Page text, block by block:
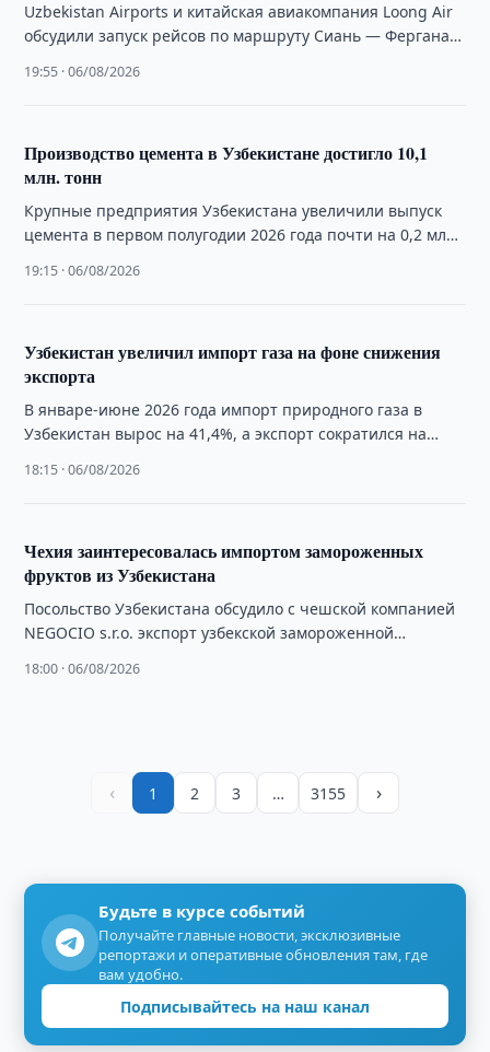
Uzbekistan Airports и китайская авиакомпания Loong Air
обсудили запуск рейсов по маршруту Сиань — Фергана и
19:55 · 06/08/2026
Производство цемента в Узбекистане достигло 10,1
млн. тонн
Крупные предприятия Узбекистана увеличили выпуск
цемента в первом полугодии 2026 года почти на 0,2 млн.
19:15 · 06/08/2026
Узбекистан увеличил импорт газа на фоне снижения
экспорта
В январе-июне 2026 года импорт природного газа в
Узбекистан вырос на 41,4%, а экспорт сократился на
18:15 · 06/08/2026
Чехия заинтересовалась импортом замороженных
фруктов из Узбекистана
Посольство Узбекистана обсудило с чешской компанией
NEGOCIO s.r.o. экспорт узбекской замороженной
18:00 · 06/08/2026
‹ 1 2 3 … 3155 ›
Будьте в курсе событий
Получайте главные новости, эксклюзивные
репортажи и оперативные обновления там, где
вам удобно.
Подписывайтесь на наш канал